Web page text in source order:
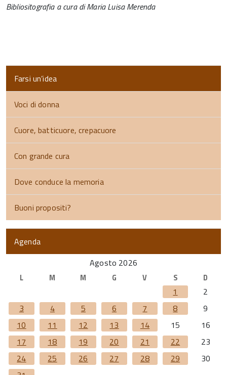
Bibliositografia a cura di Maria Luisa Merenda
Farsi un’idea
Voci di donna
Cuore, batticuore, crepacuore
Con grande cura
Dove conduce la memoria
Buoni propositi?
Agenda
Agosto 2026
L M M G V S D
1
2
3
4 5 6 7 8
9
10
11 12 13 14 15
16
17
18 19 20 21 22
23
24
25 26 27 28 29
30